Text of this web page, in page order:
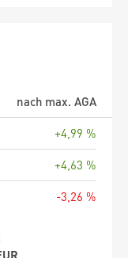
nach max. AGA
+4,99 %
+4,63 %
-3,26 %